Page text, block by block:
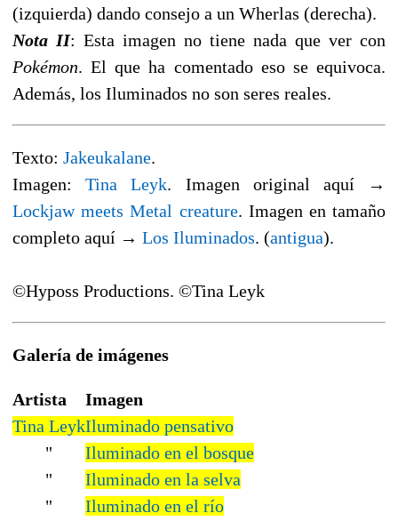
(izquierda) dando consejo a un Wherlas (derecha).
Nota II: Esta imagen no tiene nada que ver con
Pokémon. El que ha comentado eso se equivoca.
Además, los Iluminados no son seres reales.
Texto: Jakeukalane.
Imagen:Tina Leyk. Imagen original aquí →
Lockjaw meets Metal creature. Imagen en tamaño
completo aquí → Los Iluminados. (antigua).
©Hyposs Productions. ©Tina Leyk
Galería de imágenes
Artista
Imagen
Tina LeykIluminado pensativo
"
Iluminado en el bosque
"
Iluminado en la selva
"
Iluminado en el río